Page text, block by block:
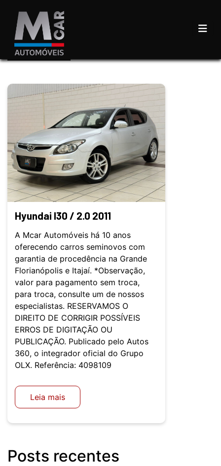
Hyundai I30 / 2.0 2011
A Mcar Automóveis há 10 anos
oferecendo carros seminovos com
garantia de procedência na Grande
Florianópolis e Itajaí. *Observação,
valor para pagamento sem troca,
para troca, consulte um de nossos
especialistas. RESERVAMOS O
DIREITO DE CORRIGIR POSSÍVEIS
ERROS DE DIGITAÇÃO OU
PUBLICAÇÃO. Publicado pelo Autos
360, o integrador oficial do Grupo
OLX. Referência: 4098109
Leia mais
Posts recentes